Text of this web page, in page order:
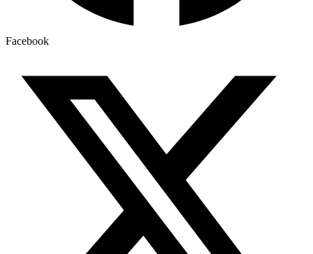
Facebook